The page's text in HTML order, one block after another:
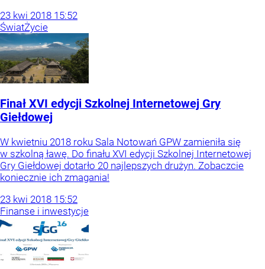
23 kwi 2018 15:52
ŚwiatŻycie
Finał XVI edycji Szkolnej Internetowej Gry
Giełdowej
W kwietniu 2018 roku Sala Notowań GPW zamieniła się
w szkolną ławę. Do finału XVI edycji Szkolnej Internetowej
Gry Giełdowej dotarło 20 najlepszych drużyn. Zobaczcie
koniecznie ich zmagania!
23 kwi 2018 15:52
Finanse i inwestycje